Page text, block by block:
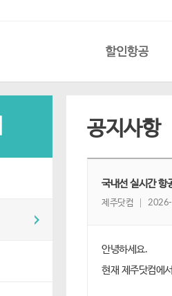
할인항공
공지사항
국내선 실시간
제주닷컴
안녕하세요.
현재 제주닷컴에